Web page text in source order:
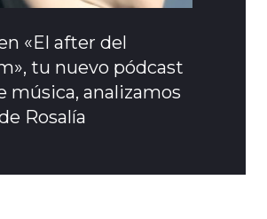
«El after del
tu nuevo pódcast
música, analizamos
Rosalía